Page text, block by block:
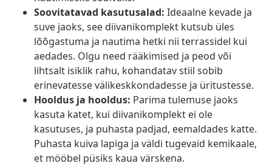
Soovitatavad kasutusalad: Ideaalne kevade ja
suve jaoks, see diivanikomplekt kutsub üles
lõõgastuma ja nautima hetki nii terrassidel kui
aedades. Olgu need rääkimised ja peod või
lihtsalt isiklik rahu, kohandatav stiil sobib
erinevatesse välikeskkondadesse ja üritustesse.
Hooldus ja hooldus: Parima tulemuse jaoks
kasuta katet, kui diivanikomplekt ei ole
kasutuses, ja puhasta padjad, eemaldades katte.
Puhasta kuiva lapiga ja väldi tugevaid kemikaale,
et mööbel püsiks kaua värskena.